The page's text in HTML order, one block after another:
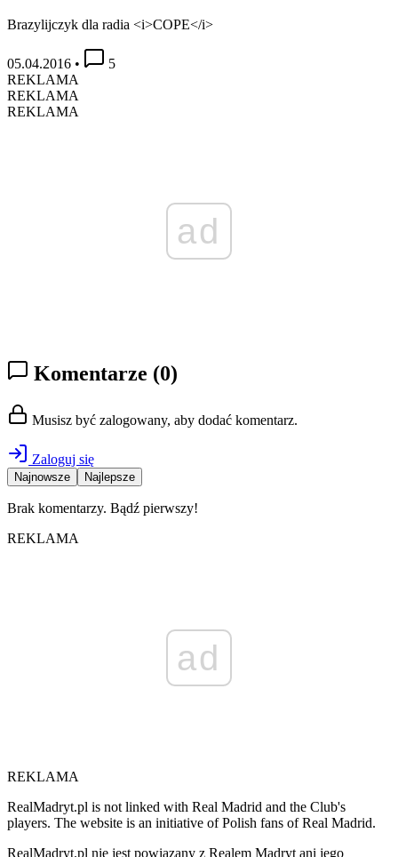
Brazylijczyk dla radia <i>COPE</i>
05.04.2016 •
5
REKLAMA
REKLAMA
REKLAMA
ad
Komentarze (0)
Musisz być zalogowany, aby dodać komentarz.
Zaloguj się
Najnowsze Najlepsze
Brak komentarzy. Bądź pierwszy!
REKLAMA
ad
REKLAMA
RealMadryt.pl is not linked with Real Madrid and the Club's
players. The website is an initiative of Polish fans of Real Madrid.
RealMadryt.pl nie jest powiązany z Realem Madryt ani jego